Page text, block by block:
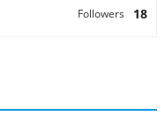
18
Followers